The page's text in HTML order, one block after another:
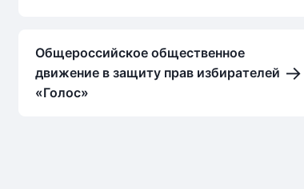
Общероссийское общественное
движение в защиту прав избирателей
«Голос»
→